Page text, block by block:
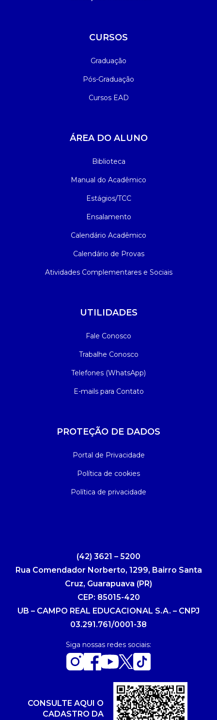
CURSOS
Graduação
Pós-Graduação
Cursos EAD
ÁREA DO ALUNO
Biblioteca
Manual do Acadêmico
Estágios/TCC
Ensalamento
Calendário Acadêmico
Calendário de Provas
Atividades Complementares e Sociais
UTILIDADES
Fale Conosco
Trabalhe Conosco
Telefones (WhatsApp)
E-mails para Contato
PROTEÇÃO DE DADOS
Portal de Privacidade
Política de cookies
Política de privacidade
(42) 3621 – 5200
Rua Comendador Norberto, 1299, Bairro Santa
Cruz, Guarapuava (PR)
CEP: 85015-420
UB – CAMPO REAL EDUCACIONAL S.A. – CNPJ
03.291.761/0001-38
Siga nossas redes sociais:
CONSULTE AQUI O
CADASTRO DA